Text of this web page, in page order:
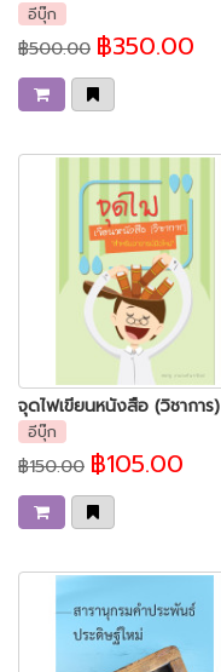
อีบุ๊ก
฿500.00 ฿350.00
จุดไฟเขียนหนังสือ (วิชาการ)
อีบุ๊ก
฿150.00 ฿105.00